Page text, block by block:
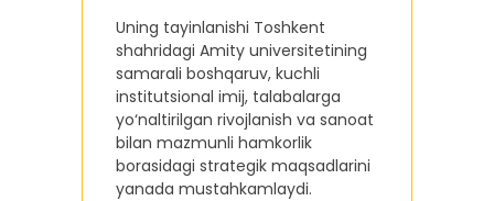
Uning tayinlanishi Toshkent
shahridagi Amity universitetining
samarali boshqaruv, kuchli
institutsional imij, talabalarga
yo‘naltirilgan rivojlanish va sanoat
bilan mazmunli hamkorlik
borasidagi strategik maqsadlarini
yanada mustahkamlaydi.